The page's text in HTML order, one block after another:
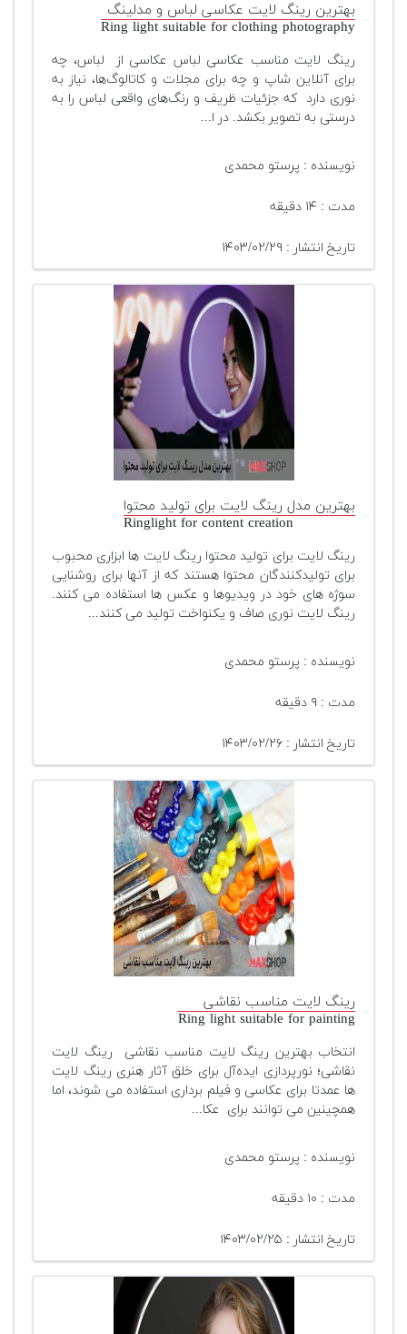
بهترین رینگ لایت عکاسی لباس و مدلینگ
Ring light suitable for clothing photography
رینگ لایت مناسب عکاسی لباس عکاسی از لباس، چه
برای آنلاین شاپ و چه برای مجلات و کاتالوگ‌ها، نیاز به
نوری دارد که جزئیات ظریف و رنگ‌های واقعی لباس را به
درستی به تصویر بکشد. در ا...
نویسنده : پرستو محمدی
مدت : ۱۴ دقیقه
تاریخ انتشار : ۱۴۰۳/۰۲/۲۹
بهترین مدل رینگ لایت برای تولید محتوا
Ringlight for content creation
رینگ لایت برای تولید محتوا رینگ لایت ها ابزاری محبوب
برای تولیدکنندگان محتوا هستند که از آنها برای روشنایی
سوژه های خود در ویدیوها و عکس ها استفاده می کنند.
رینگ لایت نوری صاف و یکنواخت تولید می کنند...
نویسنده : پرستو محمدی
مدت : ۹ دقیقه
تاریخ انتشار : ۱۴۰۳/۰۲/۲۶
رینگ لایت مناسب نقاشی
Ring light suitable for painting
انتخاب بهترین رینگ لایت مناسب نقاشی رینگ لایت
نقاشی؛ نورپردازی ایده‌آل برای خلق آثار هنری رینگ لایت
ها عمدتا برای عکاسی و فیلم برداری استفاده می شوند، اما
همچینین می توانند برای عکا...
نویسنده : پرستو محمدی
مدت : ۱۰ دقیقه
تاریخ انتشار : ۱۴۰۳/۰۲/۲۵